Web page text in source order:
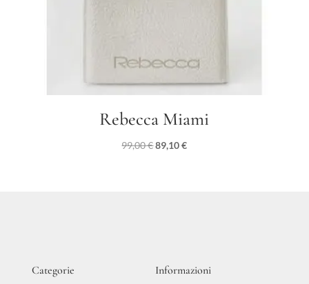
Rebecca Miami
99,00€Il
89,10€Il
Categorie Informazioni